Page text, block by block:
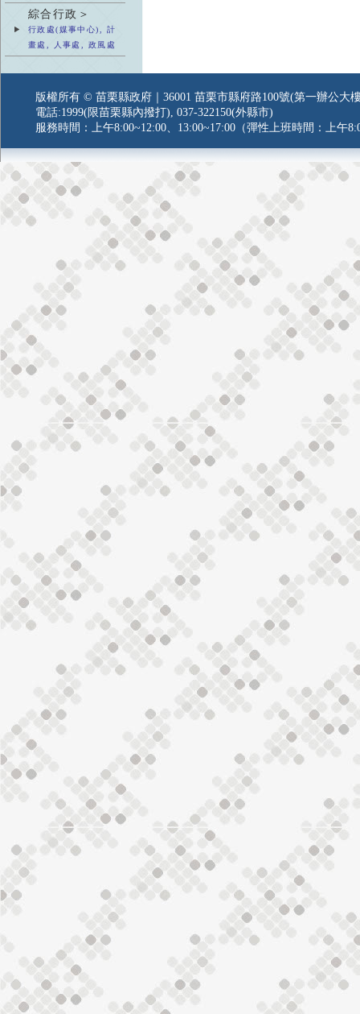
綜合行政＞
行政處(媒事中心), 計
畫處, 人事處, 政風處
版權所有 © 苗栗縣政府｜36001 苗栗市縣府路100號(第一辦公大
電話:1999(限苗栗縣內撥打), 037-322150(外縣市)
服務時間：上午8:00~12:00、13:00~17:00（彈性上班時間：上午